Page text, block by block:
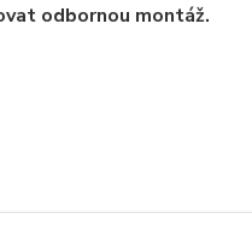
odbornou montáž.